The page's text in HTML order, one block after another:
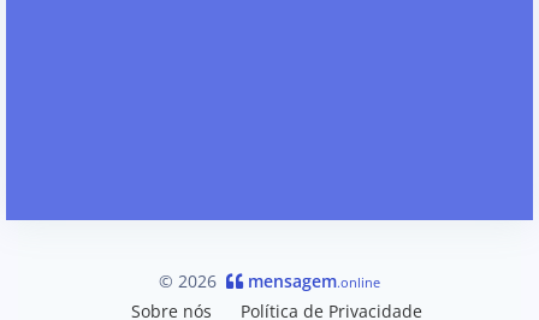
© 2026 mensagem.online
Sobre nós Política de Privacidade